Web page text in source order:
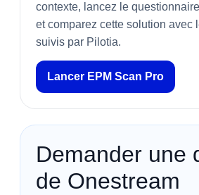
contexte, lancez le
et comparez cette solution avec
suivis par Pilotia.
Lancer EPM Scan Pro
Demander une
de Onestream